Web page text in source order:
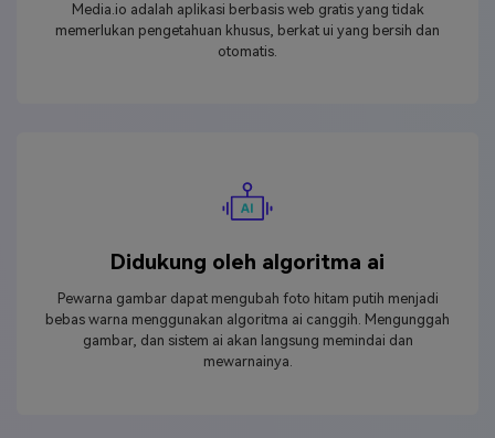
Media.io adalah aplikasi berbasis web gratis yang tidak
memerlukan pengetahuan khusus, berkat ui yang bersih dan
otomatis.
Didukung oleh algoritma ai
Pewarna gambar dapat mengubah foto hitam putih menjadi
bebas warna menggunakan algoritma ai canggih. Mengunggah
gambar, dan sistem ai akan langsung memindai dan
mewarnainya.